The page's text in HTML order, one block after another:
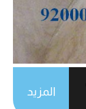
المزيد